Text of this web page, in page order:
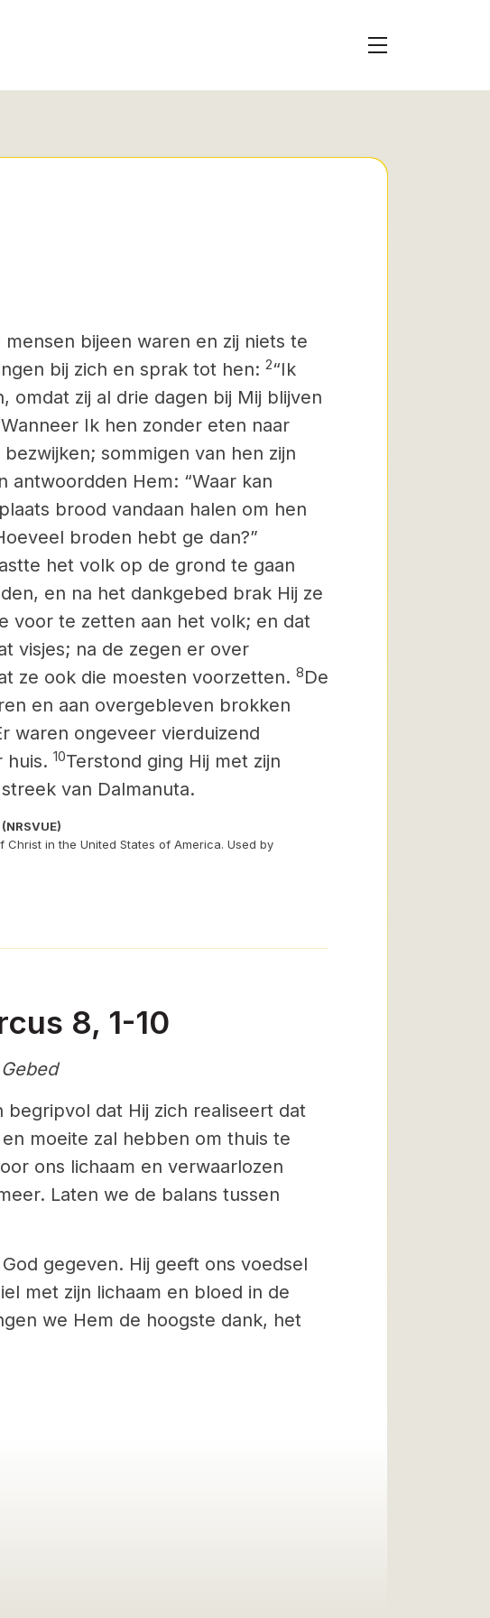
bijeen waren en zij niets te
bij zich en sprak tot hen: 2“Ik
omdat zij al drie dagen bij Mij blijven
Wanneer Ik hen zonder eten naar
sommigen van hen zijn
antwoordden Hem: “Waar kan
brood vandaan halen om hen
broden hebt ge dan?”
het volk op de grond te gaan
en na het dankgebed brak Hij ze
voor te zetten aan het volk; en dat
visjes; na de zegen er over
ze ook die moesten voorzetten. 8De
en aan overgebleven brokken
waren ongeveer vierduizend
huis. 10Terstond ging Hij met zijn
van Dalmanuta.
in the United States of America. Used by
8, 1-10
begripvol dat Hij zich realiseert dat
moeite zal hebben om thuis te
ons lichaam en verwaarlozen
Laten we de balans tussen
gegeven. Hij geeft ons voedsel
met zijn lichaam en bloed in de
we Hem de hoogste dank, het